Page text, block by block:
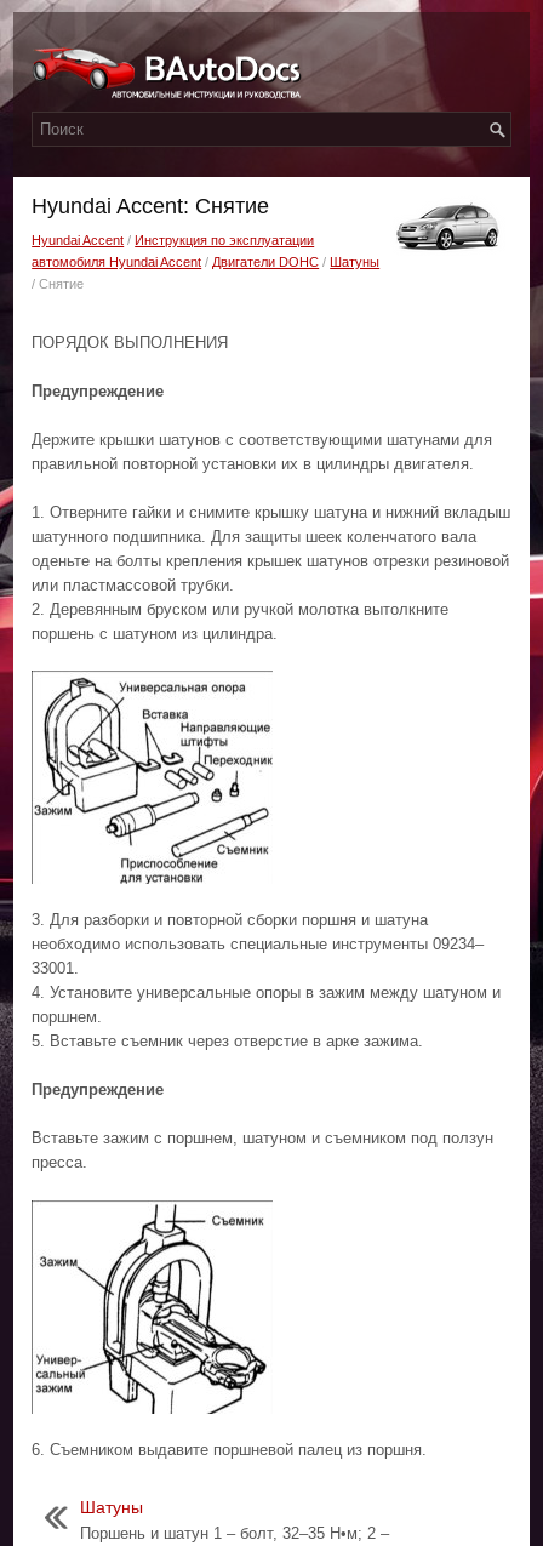
Hyundai Accent: Снятие
Hyundai Accent /Инструкция по эксплуатации
автомобиля Hyundai Accent / Двигатели DOHC /Шатуны
/ Снятие
ПОРЯДОК ВЫПОЛНЕНИЯ
Предупреждение
Держите крышки шатунов с соответствующими шатунами для
правильной повторной установки их в цилиндры двигателя.
1. Отверните гайки и снимите крышку шатуна и нижний вкладыш
шатунного подшипника. Для защиты шеек коленчатого вала
оденьте на болты крепления крышек шатунов отрезки резиновой
или пластмассовой трубки.
2. Деревянным бруском или ручкой молотка вытолкните
поршень с шатуном из цилиндра.
3. Для разборки и повторной сборки поршня и шатуна
необходимо использовать специальные инструменты 09234–
33001.
4. Установите универсальные опоры в зажим между шатуном и
поршнем.
5. Вставьте съемник через отверстие в арке зажима.
Предупреждение
Вставьте зажим с поршнем, шатуном и съемником под ползун
пресса.
6. Съемником выдавите поршневой палец из поршня.
Шатуны
Поршень и шатун 1 – болт, 32–35 Н•м; 2 –